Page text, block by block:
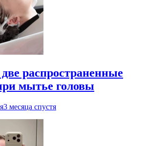
распространенные
мытье головы
3 месяца спустя